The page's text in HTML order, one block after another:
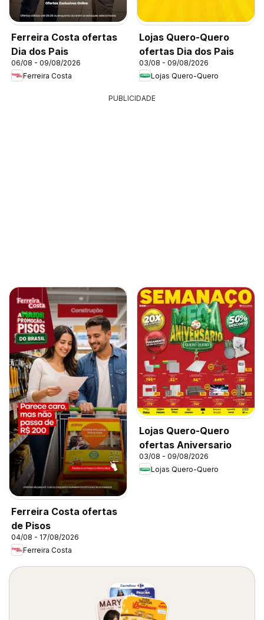
Ferreira Costa ofertas
Dia dos Pais
06/08 - 09/08/2026
Ferreira Costa
Lojas Quero-Quero
ofertas Dia dos Pais
03/08 - 09/08/2026
Lojas Quero-Quero
PUBLICIDADE
Ferreira Costa ofertas
de Pisos
04/08 - 17/08/2026
Ferreira Costa
Lojas Quero-Quero
ofertas Aniversario
03/08 - 09/08/2026
Lojas Quero-Quero